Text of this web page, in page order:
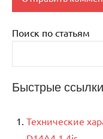
Поиск по статьям
Быстрые ссылки
Технические